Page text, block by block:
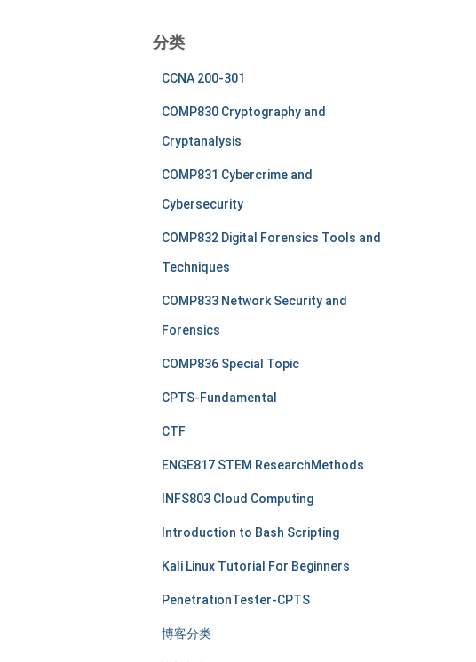
分类
CCNA 200-301
COMP830 Cryptography and
Cryptanalysis
COMP831 Cybercrime and
Cybersecurity
COMP832 Digital Forensics Tools and
Techniques
COMP833 Network Security and
Forensics
COMP836 Special Topic
CPTS-Fundamental
CTF
ENGE817 STEM ResearchMethods
INFS803 Cloud Computing
Introduction to Bash Scripting
Kali Linux Tutorial For Beginners
PenetrationTester-CPTS
博客分类